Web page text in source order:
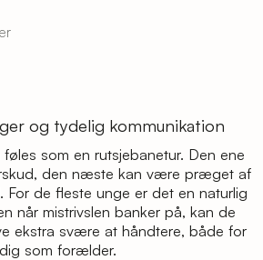
og tydelig kommunikation
som en rutsjebanetur. Den ene
den næste kan være præget af
For de fleste unge er det en naturlig
når mistrivslen banker på, kan de
ekstra svære at håndtere, både for
som forælder.